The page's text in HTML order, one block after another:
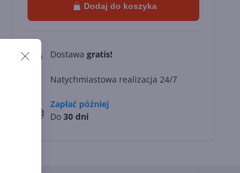
Dodaj do koszyka
Dostawa gratis!
Natychmiastowa realizacja 24/7
Zapłać później
Do 30 dni